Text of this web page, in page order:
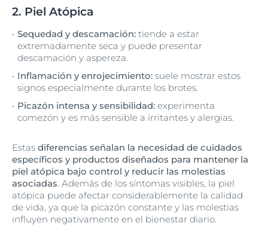
2. Piel Atópica
Sequedad y descamación: tiende a estar
extremadamente seca y puede presentar
descamación y aspereza.
Inflamación y enrojecimiento: suele mostrar estos
signos especialmente durante los brotes.
Picazón intensa y sensibilidad: experimenta
comezón y es más sensible a irritantes y alergias.
Estas diferencias señalan la necesidad de cuidados
específicos y productos diseñados para mantener la
piel atópica bajo control y reducir las molestias
asociadas. Además de los síntomas visibles, la piel
atópica puede afectar considerablemente la calidad
de vida, ya que la picazón constante y las molestias
influyen negativamente en el bienestar diario.